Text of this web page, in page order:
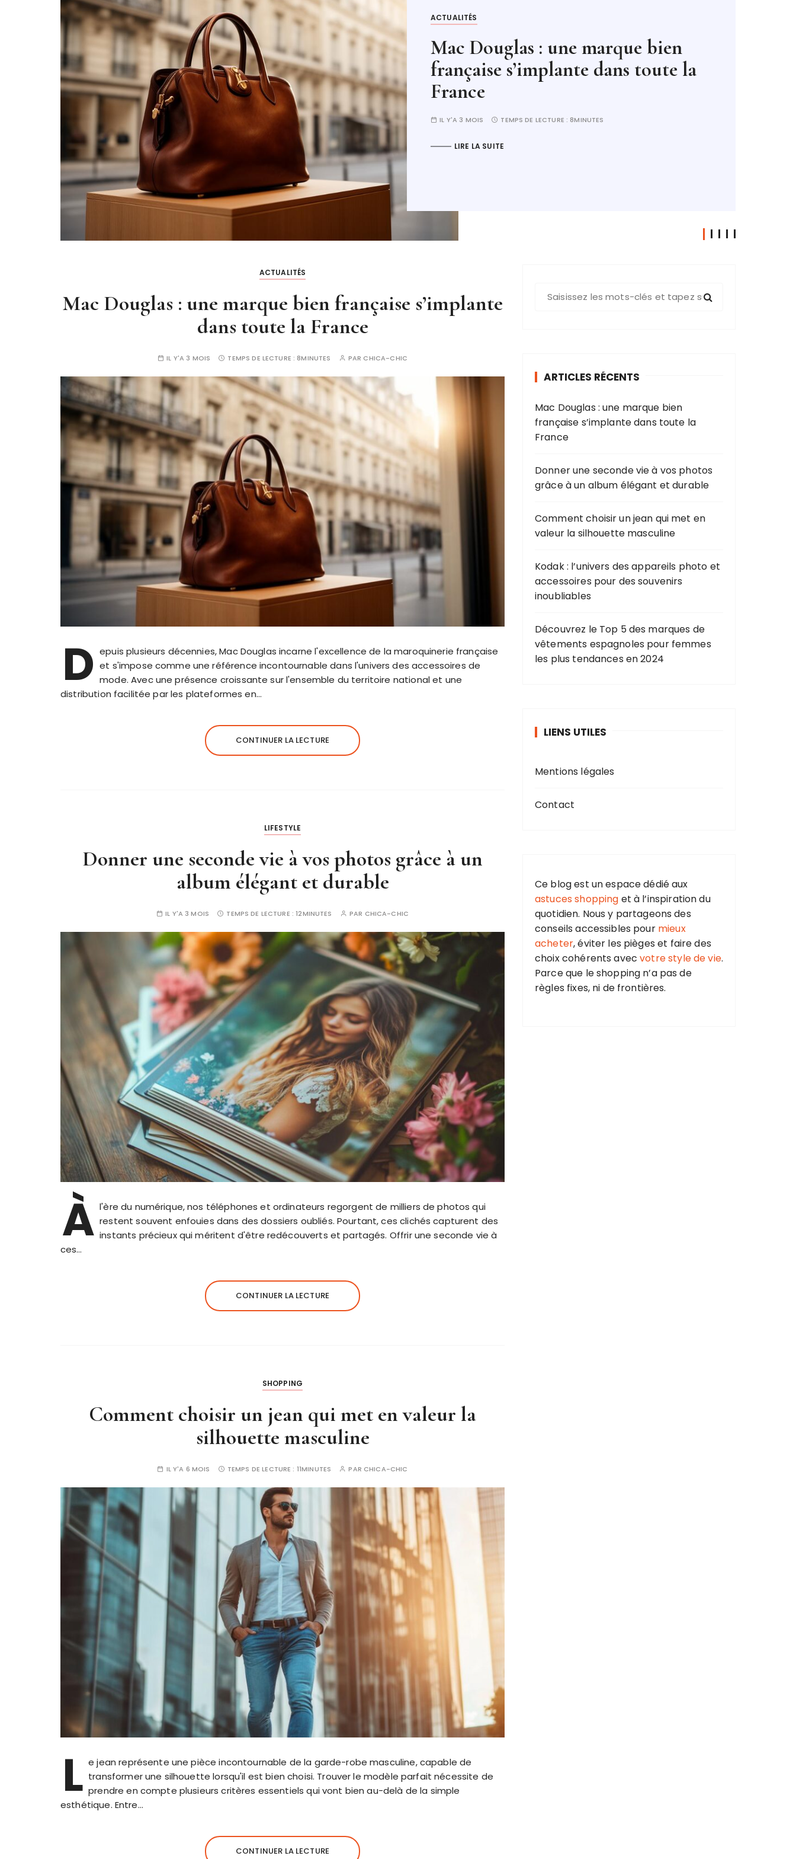
LIFESTYLE
Donner une seconde vie à vos
photos grâce à un album élégant et
durable
IL Y'A 3 MOIS TEMPS DE LECTURE :12MINUTES
LIRE LA SUITE
ACTUALITÉS
Mac Douglas : une marque bien française s’implante
dans toute la France
IL Y'A 3 MOIS TEMPS DE LECTURE :8MINUTES PAR CHICA-CHIC
D epuis plusieurs décennies, Mac Douglas incarne l'excellence de la maroquinerie française
et s'impose comme une référence incontournable dans l'univers des accessoires de
mode. Avec une présence croissante sur l'ensemble du territoire national et une
distribution facilitée par les plateformes en…
CONTINUER LA LECTURE
LIFESTYLE
Donner une seconde vie à vos photos grâce à un
album élégant et durable
IL Y'A 3 MOIS TEMPS DE LECTURE :12MINUTES PAR CHICA-CHIC
À l'ère du numérique, nos téléphones et ordinateurs regorgent de milliers de photos qui
restent souvent enfouies dans des dossiers oubliés. Pourtant, ces clichés capturent des
instants précieux qui méritent d'être redécouverts et partagés. Offrir une seconde vie à
ces…
CONTINUER LA LECTURE
SHOPPING
Comment choisir un jean qui met en valeur la
silhouette masculine
IL Y'A 6 MOIS TEMPS DE LECTURE : 11MINUTES PAR CHICA-CHIC
L e jean représente une pièce incontournable de la garde-robe masculine, capable de
transformer une silhouette lorsqu'il est bien choisi. Trouver le modèle parfait nécessite de
prendre en compte plusieurs critères essentiels qui vont bien au-delà de la simple
esthétique. Entre…
CONTINUER LA LECTURE
e
p
o
r
ARTICLES RÉCENTS
Mac Douglas : une marque bien
française s’implante dans toute la
France
Donner une seconde vie à vos photos
grâce à un album élégant et durable
Comment choisir un jean qui met en
valeur la silhouette masculine
Kodak : l’univers des appareils photo et
accessoires pour des souvenirs
inoubliables
Découvrez le Top 5 des marques de
vêtements espagnoles pour femmes
les plus tendances en 2024
LIENS UTILES
Mentions légales
Contact
Ce blog est un espace dédié aux
astuces shopping et à l’inspiration du
quotidien. Nous y partageons des
conseils accessibles pour mieux
acheter, éviter les pièges et faire des
choix cohérents avecvotre style de vie.
Parce que le shopping n’a pas de
règles fixes, ni de frontières.